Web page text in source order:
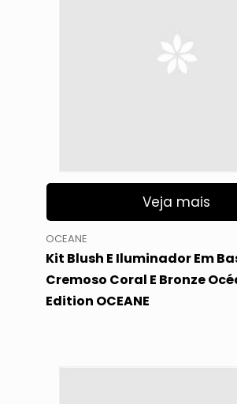
Veja mais
OCEANE
Kit Blush E Iluminador Em
Cremoso Coral E Bronze
Edition OCEANE